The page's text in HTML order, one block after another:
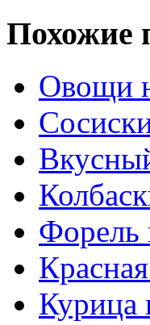
Похожие
Овощи
Форель
Курица